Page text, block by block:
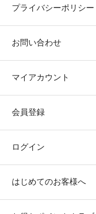
プライバシーポリシー
お問い合わせ
マイアカウント
会員登録
ログイン
はじめてのお客様へ